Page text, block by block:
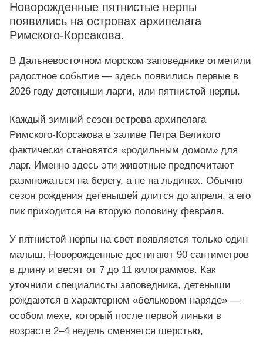
Новорожденные пятнистые нерпы
появились на островах архипелага
Римского‑Корсакова.
В Дальневосточном морском заповеднике отметили
радостное событие — здесь появились первые в
2026 году детеныши ларги, или пятнистой нерпы.
Каждый зимний сезон острова архипелага
Римского‑Корсакова в заливе Петра Великого
фактически становятся «родильным домом» для
ларг. Именно здесь эти животные предпочитают
размножаться на берегу, а не на льдинах. Обычно
сезон рождения детенышей длится до апреля, а его
пик приходится на вторую половину февраля.
У пятнистой нерпы на свет появляется только один
малыш. Новорожденные достигают 90 сантиметров
в длину и весят от 7 до 11 килограммов. Как
уточнили специалисты заповедника, детеныши
рождаются в характерном «бельковом наряде» —
особом мехе, который после первой линьки в
возрасте 2–4 недель сменяется шерстью,